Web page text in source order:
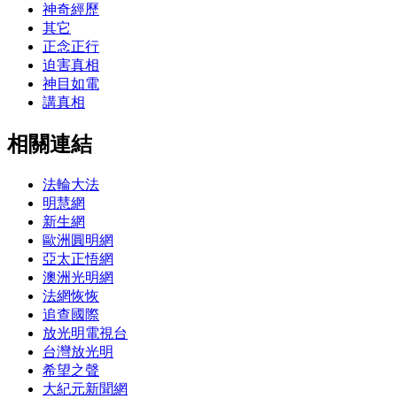
神奇經歷
其它
正念正行
迫害真相
神目如電
講真相
相關連結
法輪大法
明慧網
新生網
歐洲圓明網
亞太正悟網
澳洲光明網
法網恢恢
追查國際
放光明電視台
台灣放光明
希望之聲
大紀元新聞網